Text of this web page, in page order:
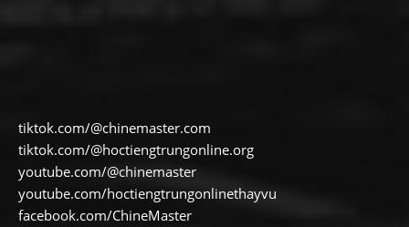
tiktok.com/@chinemaster.com
tiktok.com/@hoctiengtrungonline.org
youtube.com/@chinemaster
youtube.com/hoctiengtrungonlinethayvu
facebook.com/ChineMaster